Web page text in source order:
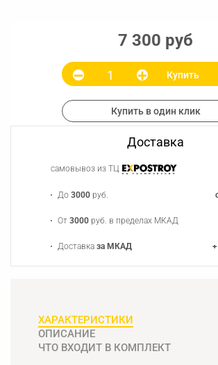
7 300 руб
Купить
Купить в один клик
Доставка
самовывоз из ТЦ
До3000 руб.
От3000 руб. в пределах МКАД
Доставказа МКАД
ХАРАКТЕРИСТИКИ
ОПИСАНИЕ
ЧТО ВХОДИТ В КОМПЛЕКТ